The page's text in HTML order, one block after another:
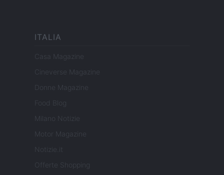
ITALIA
Casa Magazine
Cineverse Magazine
Donne Magazine
Food Blog
Milano Notizie
Motor Magazine
Notizie.it
Offerte Shopping